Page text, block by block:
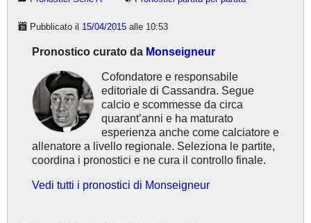
Pubblicato il 15/04/2015 alle 10:53
Pronostico curato da Monseigneur
Cofondatore e responsabile
editoriale di Cassandra. Segue
calcio e scommesse da circa
quarant’anni e ha maturato
esperienza anche come calciatore e
allenatore a livello regionale. Seleziona le partite,
coordina i pronostici e ne cura il controllo finale.
Vedi tutti i pronostici di Monseigneur